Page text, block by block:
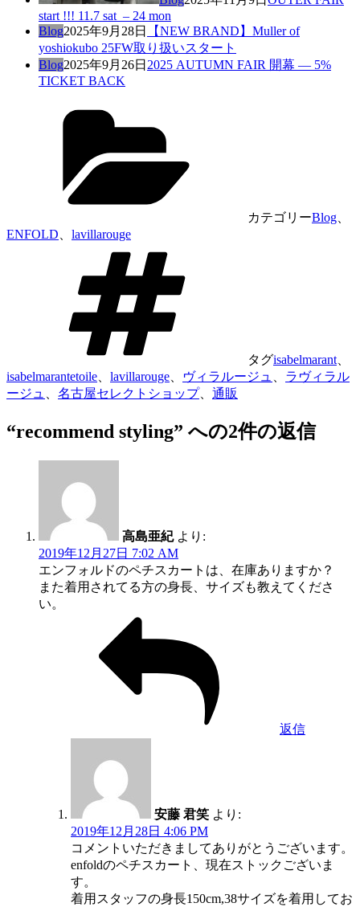
start !!! 11.7 sat – 24 mon
Blog2025年9月28日
【NEW BRAND】Muller of
yoshiokubo 25FW取り扱いスタート
Blog2025年9月26日 2025 AUTUMN FAIR 開幕 — 5%
TICKET BACK
カテゴリーBlog
ENFOLD
lavillarouge
タグisabelmarant
isabelmarantetoile
lavillarouge ヴィラルージュ
ラヴィラル
ージュ
名古屋セレクトショップ、 通販
“recommend styling” への2件の返信
高島亜紀 より:
2019年12月27日 7:02 AM
エンフォルドのペチスカートは、在庫ありますか？
また着用されてる方の身長、サイズも教えてくださ
い。
返信
安藤 君笑 より:
2019年12月28日 4:06 PM
コメントいただきましてありがとうございます。
enfoldのペチスカート、現在ストックございま
す。
着用スタッフの身長150cm,38サイズを着用してお